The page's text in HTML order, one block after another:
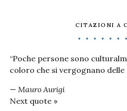
CITAZIONI A
“Poche persone sono
coloro che si vergognano
— Mauro Aurigi
Next quote »